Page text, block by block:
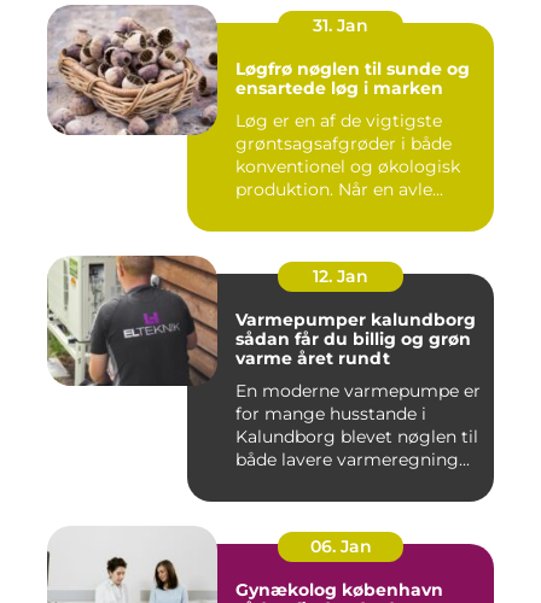
31. Jan
Løgfrø nøglen til sunde og
ensartede løg i marken
Løg er en af de vigtigste
grøntsagsafgrøder i både
konventionel og økologisk
produktion. Når en avle...
12. Jan
Varmepumper kalundborg
sådan får du billig og grøn
varme året rundt
En moderne varmepumpe er
for mange husstande i
Kalundborg blevet nøglen til
både lavere varmeregning...
06. Jan
Gynækolog københavn